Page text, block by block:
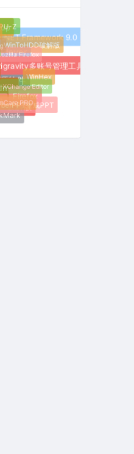
源软件
Player
破解版
Firefox
多账号管理工具
Framework 9.0
生成PPT
WinHex
WinToHDD破解版
Z
PRO
Editor
Firefox